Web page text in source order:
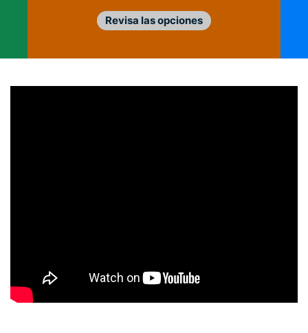
Revisa las opciones